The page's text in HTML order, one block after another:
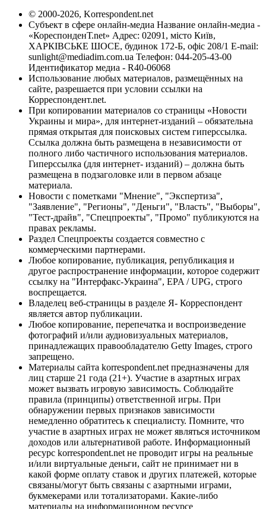
© 2000-2026, Korrespondent.net
Субъект в сфере онлайн-медиа Название онлайн-медиа -
«КореспонденТ.net» Адрес: 02091, місто Київ,
ХАРКІВСЬКЕ ШОСЕ, будинок 172-Б, офіс 208/1 E-mail:
sunlight@mediadim.com.ua Телефон: 044-205-43-00
Идентификатор медиа - R40-06068
Использование любых материалов, размещённых на
сайте, разрешается при условии ссылки на
Корреспондент.net.
При копировании материалов со страницы «Новости
Украины и мира», для интернет-изданий – обязательна
прямая открытая для поисковых систем гиперссылка.
Ссылка должна быть размещена в независимости от
полного либо частичного использования материалов.
Гиперссылка (для интернет- изданий) – должна быть
размещена в подзаголовке или в первом абзаце
материала.
Новости с пометками "Мнение", "Экспертиза",
"Заявление", "Регионы", "Деньги", "Власть", "Выборы",
"Тест-драйв", "Спецпроекты", "Промо" публикуются на
правах рекламы.
Раздел Спецпроекты создается совместно с
коммерческими партнерами.
Любое копирование, публикация, републикация и
другое распространение информации, которое содержит
ссылку на "Интерфакс-Украина", EPA / UPG, строго
воспрещается.
Владелец веб-страницы в разделе Я- Корреспондент
является автор публикации.
Любое копирование, перепечатка и воспроизведение
фотографий и/или аудиовизуальных материалов,
принадлежащих правообладателю Getty Images, строго
запрещено.
Материалы сайта korrespondent.net предназначены для
лиц старше 21 года (21+). Участие в азартных играх
может вызвать игровую зависимость. Соблюдайте
правила (принципы) ответственной игры. При
обнаружении первых признаков зависимости
немедленно обратитесь к специалисту. Помните, что
участие в азартных играх не может являться источником
доходов или альтернативой работе. Информационный
ресурс korrespondent.net не проводит игры на реальные
и/или виртуальные деньги, сайт не принимает ни в
какой форме оплату ставок и других платежей, которые
связаны/могут быть связаны с азартными играми,
букмекерами или тотализаторами. Какие-либо
материалы на информационном ресурсе